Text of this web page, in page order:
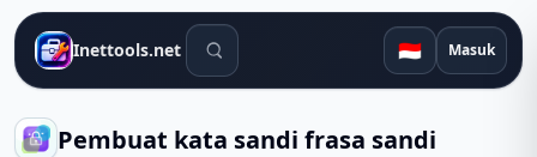
Inettools.net Alat pencarian 🇮🇩 Masuk
Pembuat kata sandi frasa sandi